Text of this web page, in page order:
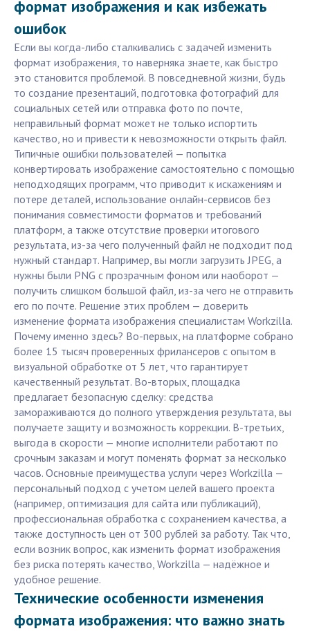
формат изображения и как избежать
ошибок
Если вы когда-либо сталкивались с задачей изменить
формат изображения, то наверняка знаете, как быстро
это становится проблемой. В повседневной жизни, будь
то создание презентаций, подготовка фотографий для
социальных сетей или отправка фото по почте,
неправильный формат может не только испортить
качество, но и привести к невозможности открыть файл.
Типичные ошибки пользователей — попытка
конвертировать изображение самостоятельно с помощью
неподходящих программ, что приводит к искажениям и
потере деталей, использование онлайн-сервисов без
понимания совместимости форматов и требований
платформ, а также отсутствие проверки итогового
результата, из-за чего полученный файл не подходит под
нужный стандарт. Например, вы могли загрузить JPEG, а
нужны были PNG с прозрачным фоном или наоборот —
получить слишком большой файл, из-за чего не отправить
его по почте. Решение этих проблем — доверить
изменение формата изображения специалистам Workzilla.
Почему именно здесь? Во-первых, на платформе собрано
более 15 тысяч проверенных фрилансеров с опытом в
визуальной обработке от 5 лет, что гарантирует
качественный результат. Во-вторых, площадка
предлагает безопасную сделку: средства
замораживаются до полного утверждения результата, вы
получаете защиту и возможность коррекции. В-третьих,
выгода в скорости — многие исполнители работают по
срочным заказам и могут поменять формат за несколько
часов. Основные преимущества услуги через Workzilla —
персональный подход с учетом целей вашего проекта
(например, оптимизация для сайта или публикаций),
профессиональная обработка с сохранением качества, а
также доступность цен от 300 рублей за работу. Так что,
если возник вопрос, как изменить формат изображения
без риска потерять качество, Workzilla — надёжное и
удобное решение.
Технические особенности изменения
формата изображения: что важно знать